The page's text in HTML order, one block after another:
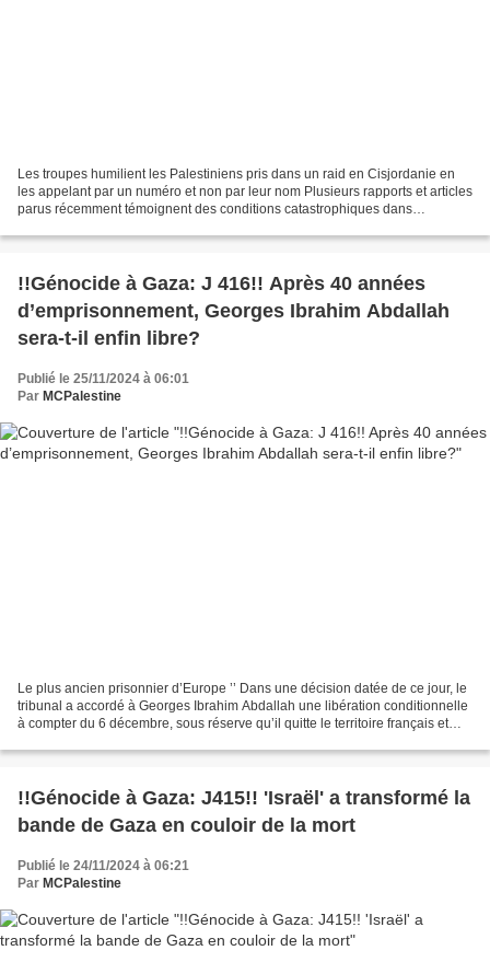
Les troupes humilient les Palestiniens pris dans un raid en Cisjordanie en
les appelant par un numéro et non par leur nom Plusieurs rapports et articles
parus récemment témoignent des conditions catastrophiques dans
!!Génocide à Gaza: J 416!! Après 40 années
d’emprisonnement, Georges Ibrahim Abdallah
sera-t-il enfin libre?
Publié le 25/11/2024 à 06:01
Par MCPalestine
Le plus ancien prisonnier d’Europe ’’ Dans une décision datée de ce jour, le
tribunal a accordé à Georges Ibrahim Abdallah une libération conditionnelle
à compter du 6 décembre, sous réserve qu’il quitte le territoire français et
!!Génocide à Gaza: J415!! 'Israël' a transformé la
bande de Gaza en couloir de la mort
Publié le 24/11/2024 à 06:21
Par MCPalestine